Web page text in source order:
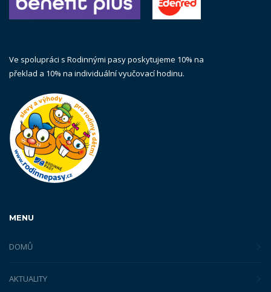
Ve spolupráci s Rodinnými pasy poskytujeme 10% na
překlad a 10% na individuální vyučovací hodinu.
MENU
DOMŮ
AKTUALITY